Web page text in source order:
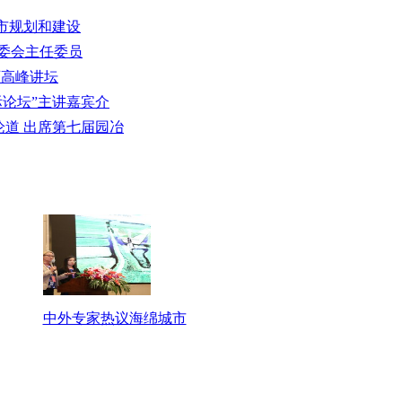
规划和建设
会主任委员
高峰讲坛
坛”主讲嘉宾介
道 出席第七届园冶
中外专家热议海绵城市